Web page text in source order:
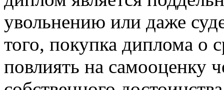
увольнению или даже
того, покупка диплома о
повлиять на самооценку